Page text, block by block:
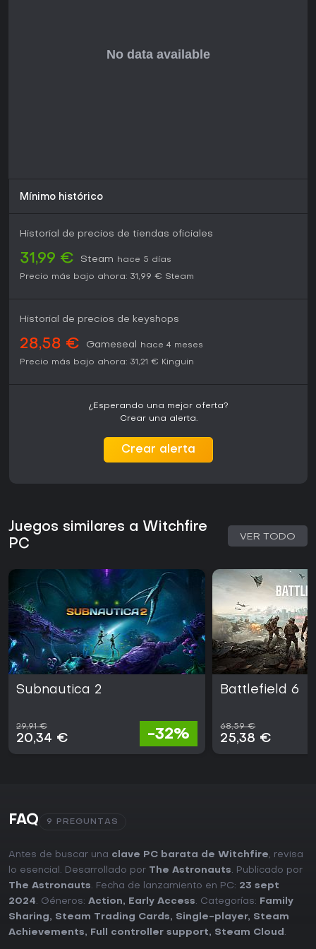
combate y progresión que mantienen las sesiones adictivas.
Actualizaciones regulares, con seis importantes hasta
Mínimo histórico
Historial de precios de tiendas oficiales
31,99 € Steam
hace 5 días
Precio más bajo ahora: 31,99 € Steam
Historial de precios de keyshops
28,58 € Gameseal
hace 4 meses
Precio más bajo ahora: 31,21 € Kinguin
¿Esperando una mejor oferta?
Crear una alerta.
Crear alerta
Juegos similares a Witchfire
PC
VER TODO
Subnautica 2
29,91 €
20,34 € -32%
Battlefield 6
68,59 €
25,38 €
FAQ 9 PREGUNTAS
Antes de buscar una clave PC barata de Witchfire, revisa
lo esencial. Desarrollado por The Astronauts. Publicado por
The Astronauts. Fecha de lanzamiento en PC: 23 sept
2024. Géneros: Action, Early Access. Categorías:
Family
Sharing, Steam Trading Cards, Single-player, Steam
Achievements, Full controller support, Steam Cloud .